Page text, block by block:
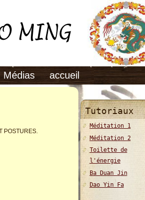
Médias accueil
POSTURES.
Tutoriaux
Méditation 1
Méditation 2
Toilette de
l'énergie
Ba Duan Jin
Dao Yin Fa